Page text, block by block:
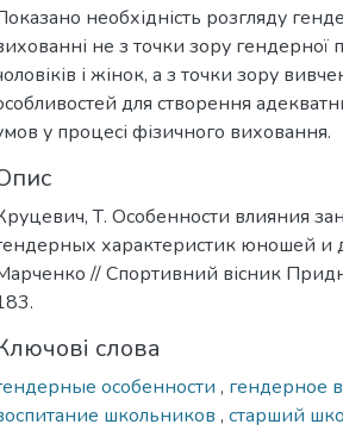
необхідність розгляду
не з точки зору гендерної
і жінок, а з точки зору
для створення
у процесі фізичного виховання.
Т. Особенности влияния
характеристик юношей и
// Спортивний вісник
слова
особенности , гендерное
школьников , старший